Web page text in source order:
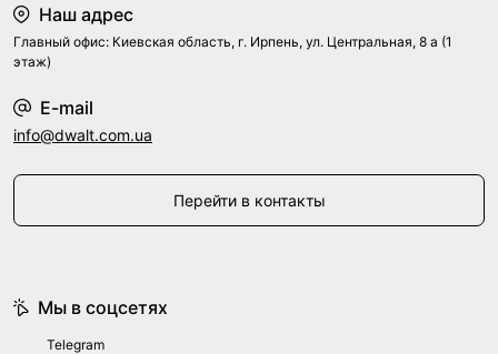
Наш адрес
Главный офис: Киевская область, г. Ирпень, ул. Центральная, 8 а (1
этаж)
E-mail
info@dwalt.com.ua
Перейти в контакты
Мы в соцсетях
Telegram